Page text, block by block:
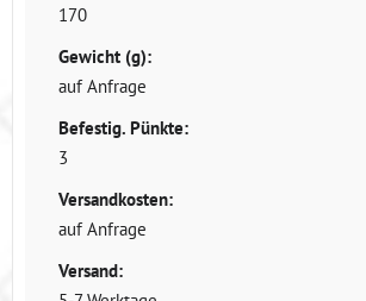
170
Gewicht (g):
auf Anfrage
Befestig. Pünkte:
3
Versandkosten:
auf Anfrage
Versand: